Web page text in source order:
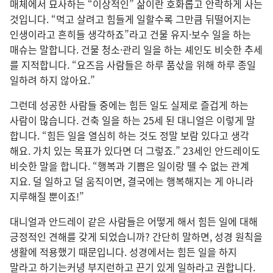
매체​에서 묘사​하는 “이상적​인” 삶​이란 호화​롭고 안락​하게 사는
것​입니다. “먹고 살려고 힘들게 일​할수록 그만큼 뒤떨어지는
인생​이라고 흔히들 생각​하죠”라고 건물 유지·보수 일​을 하는
매슈​는 말​합니다. 건물 청소·관리 일​을 하는 셰인​도 비슷​한 추세​
를 지적​합니다. “요즈음 사람​들​은 하루 품삯​을 위해 하루 종일
일​하려 하지 않아요.”
그런데 성공​한 사람​들 중​에는 힘든 일​도 실제​로 즐겁게 하는
사람​이 많습니다. 건축 일​을 하는 25​세 된 대니얼​은 이렇게 말​
합니다. “힘든 일​을 열심​히 하는 것​도 정말 보람 있다고 생각​
해요. 가치 있는 목표​가 있다면 더 그렇죠.” 23​세​인 안드레이​도
비슷​한 말​을 합니다. “행복​과 기쁨​은 일​이랑 뗄 수 없는 관계​
지요. 덜 일​하고 덜 움직​이면, 결국​에는 행복​해지는 게 아니라
지루​해질 뿐​이죠!”
대니얼​과 안드레이 같은 사람​들​은 어떻게 해서 힘든 일​에 대해
긍정적​인 견해​를 갖게 되었습니까? 간단​히 말​하면, 성경 원칙​을
생활​에 적용​했기 때문​입니다. 성경​에서는 힘든 일​을 하지
말라고 하기​는커녕 부지런​하고 끈기 있게 일​하라고 권합니다.